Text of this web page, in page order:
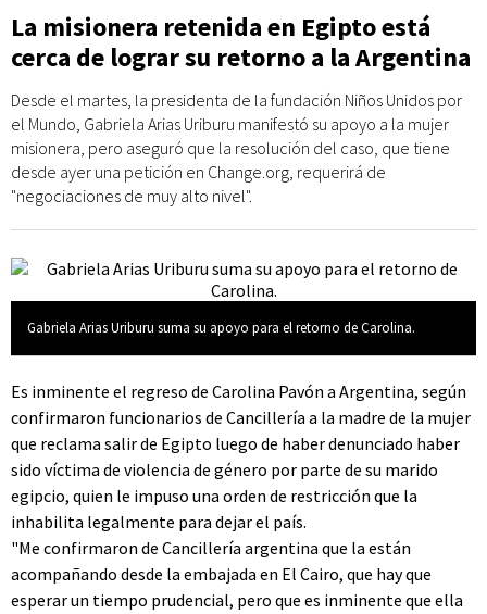
La misionera retenida en Egipto está
cerca de lograr su retorno a la Argentina
Desde el martes, la presidenta de la fundación Niños Unidos por
el Mundo, Gabriela Arias Uriburu manifestó su apoyo a la mujer
misionera, pero aseguró que la resolución del caso, que tiene
desde ayer una petición en Change.org, requerirá de
"negociaciones de muy alto nivel".
Gabriela Arias Uriburu suma su apoyo para el retorno de Carolina.
Es inminente el regreso de Carolina Pavón a Argentina, según
confirmaron funcionarios de Cancillería a la madre de la mujer
que reclama salir de Egipto luego de haber denunciado haber
sido víctima de violencia de género por parte de su marido
egipcio, quien le impuso una orden de restricción que la
inhabilita legalmente para dejar el país.
"Me confirmaron de Cancillería argentina que la están
acompañando desde la embajada en El Cairo, que hay que
esperar un tiempo prudencial, pero que es inminente que ella